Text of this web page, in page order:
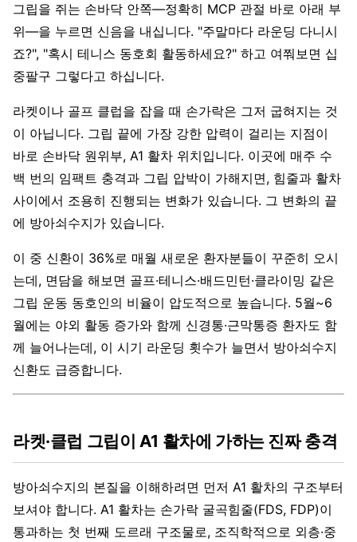
그립을 쥐는 손바닥 안쪽—정확히 MCP 관절 바로 아래 부
위—을 누르면 신음을 내십니다. "주말마다 라운딩 다니시
죠?", "혹시 테니스 동호회 활동하세요?" 하고 여쭤보면 십
중팔구 그렇다고 하십니다.
라켓이나 골프 클럽을 잡을 때 손가락은 그저 굽혀지는 것
이 아닙니다. 그립 끝에 가장 강한 압력이 걸리는 지점이
바로 손바닥 원위부, A1 활차 위치입니다. 이곳에 매주 수
백 번의 임팩트 충격과 그립 압박이 가해지면, 힘줄과 활차
사이에서 조용히 진행되는 변화가 있습니다. 그 변화의 끝
에 방아쇠수지가 있습니다.
이 중 신환이 36%로 매월 새로운 환자분들이 꾸준히 오시
는데, 면담을 해보면 골프·테니스·배드민턴·클라이밍 같은
그립 운동 동호인의 비율이 압도적으로 높습니다. 5월~6
월에는 야외 활동 증가와 함께 신경통·근막통증 환자도 함
께 늘어나는데, 이 시기 라운딩 횟수가 늘면서 방아쇠수지
신환도 급증합니다.
라켓·클럽 그립이 A1 활차에 가하는 진짜 충격
방아쇠수지의 본질을 이해하려면 먼저 A1 활차의 구조부터
보셔야 합니다. A1 활차는 손가락 굴곡힘줄(FDS, FDP)이
통과하는 첫 번째 도르래 구조물로, 조직학적으로 외층·중